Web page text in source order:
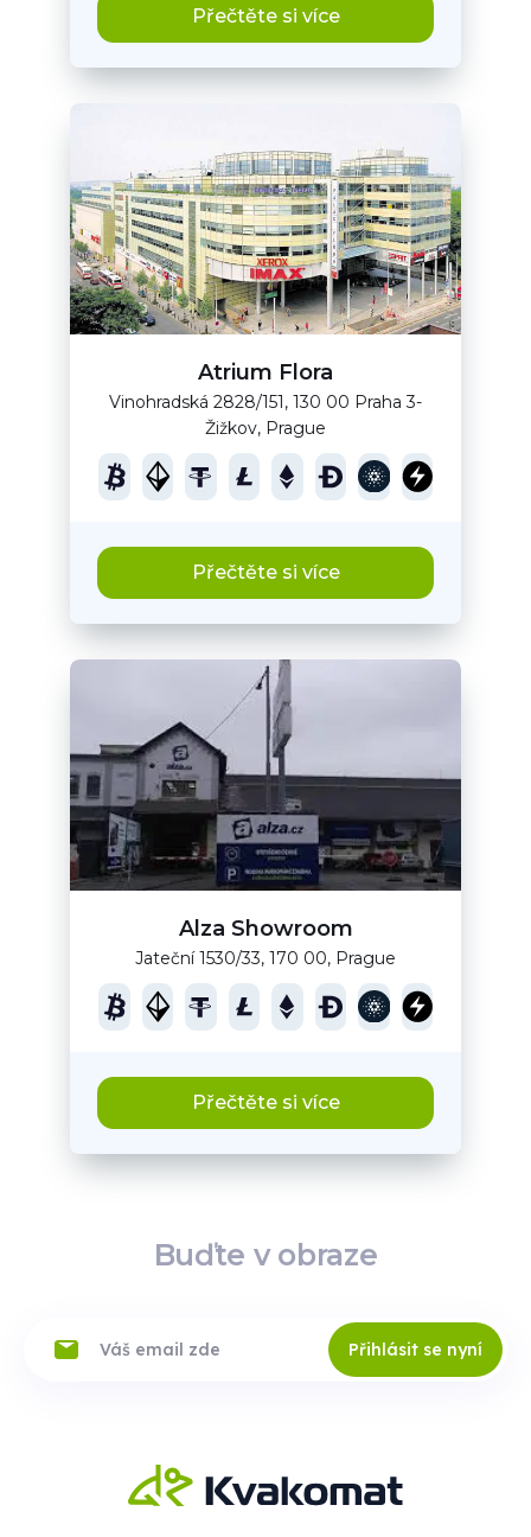
Přečtěte si více
Atrium Flora
Vinohradská 2828/151, 130 00 Praha 3-
Žižkov, Prague
Přečtěte si více
Alza Showroom
Jateční 1530/33, 170 00, Prague
Přečtěte si více
Buďte v obraze
Přihlásit se nyní